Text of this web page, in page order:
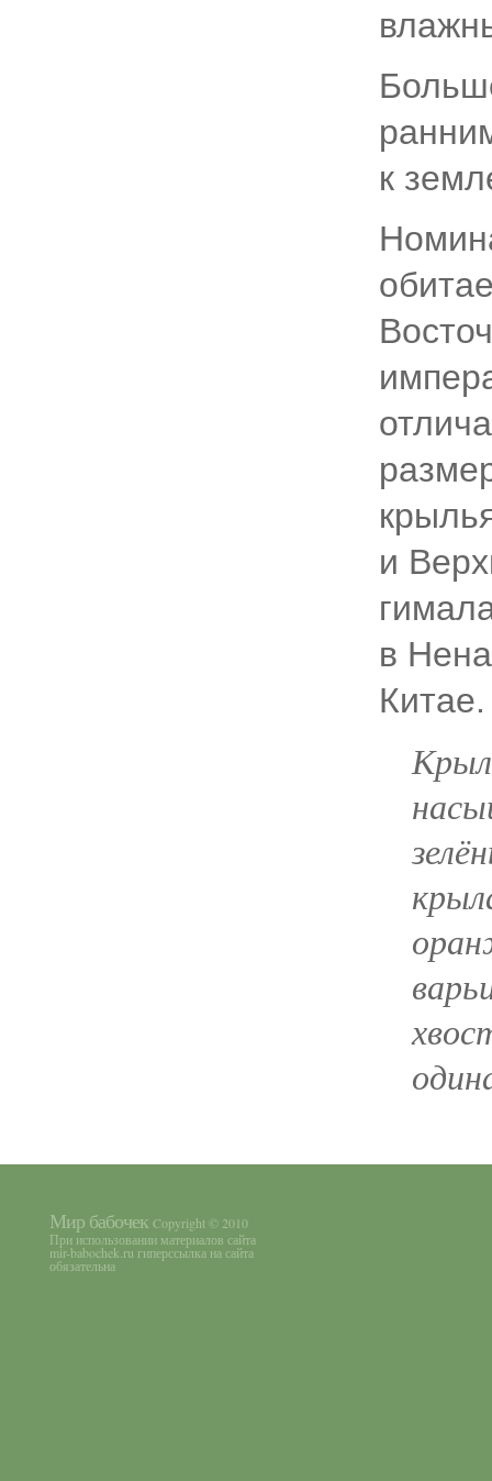
к
и
в
Китае.
Мир бабочек Copyright © 2010
При использовании материалов сайта
mir-babochek.ru гиперссылка на сайта
обязательна